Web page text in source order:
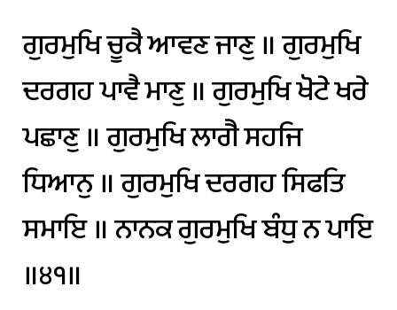
ਗੁਰਮੁਖਿਚੂਕੈਆਵਣਜਾਣੁ॥ਗੁਰਮੁਖਿ
ਦਰਗਹਪਾਵੈਮਾਣੁ॥ਗੁਰਮੁਖਿਖੋਟੇਖਰੇ
ਪਛਾਣੁ॥ਗੁਰਮੁਖਿਲਾਗੈਸਹਜਿ
ਧਿਆਨੁ॥ਗੁਰਮੁਖਿਦਰਗਹਸਿਫਤਿ
ਸਮਾਇ॥ਨਾਨਕਗੁਰਮੁਖਿਬੰਧੁਨਪਾਇ
॥੪੧॥